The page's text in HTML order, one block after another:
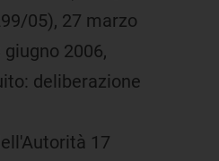
05), 27 marzo
2006,
deliberazione
17